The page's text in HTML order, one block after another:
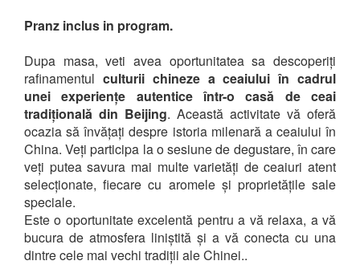
Pranz inclus in program.
Dupa masa, veti avea oportunitatea sa descoperiți
rafinamentul culturii chineze a ceaiului în cadrul
unei experiențe autentice într-o casă de ceai
tradițională din Beijing. Această activitate vă oferă
ocazia să învățați despre istoria milenară a ceaiului în
China. Veți participa la o sesiune de degustare, în care
veți putea savura mai multe varietăți de ceaiuri atent
selecționate, fiecare cu aromele și proprietățile sale
speciale.
Este o oportunitate excelentă pentru a vă relaxa, a vă
bucura de atmosfera liniștită și a vă conecta cu una
dintre cele mai vechi tradiții ale Chinei..